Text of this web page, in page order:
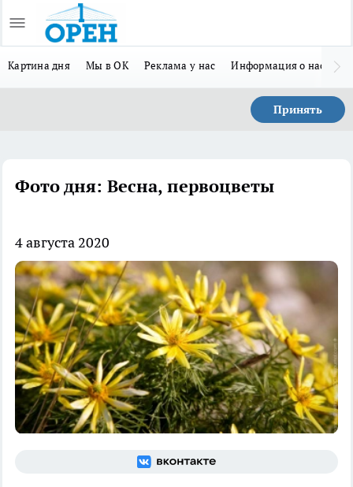
Картина дня Мы в ОК Реклама у нас Информация о нас
Принять
Фото дня: Весна, первоцветы
4 августа 2020